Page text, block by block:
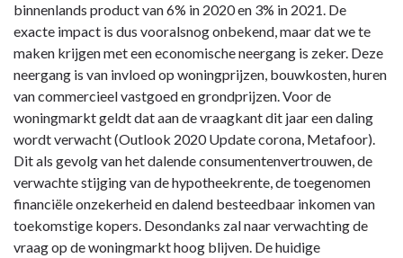
binnenlands product van 6% in 2020 en 3% in 2021. De
exacte impact is dus vooralsnog onbekend, maar dat we te
maken krijgen met een economische neergang is zeker. Deze
neergang is van invloed op woningprijzen, bouwkosten, huren
van commercieel vastgoed en grondprijzen. Voor de
woningmarkt geldt dat aan de vraagkant dit jaar een daling
wordt verwacht (Outlook 2020 Update corona, Metafoor).
Dit als gevolg van het dalende consumentenvertrouwen, de
verwachte stijging van de hypotheekrente, de toegenomen
financiële onzekerheid en dalend besteedbaar inkomen van
toekomstige kopers. Desondanks zal naar verwachting de
vraag op de woningmarkt hoog blijven. De huidige